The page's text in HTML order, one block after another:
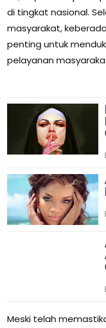
di tingkat nasional.
masyarakat,
penting untuk
pelayanan
Meski telah